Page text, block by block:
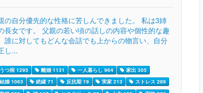
の自分優先的な性格に苦しんできました。 私は3姉
長女です。 父親の若い頃の話しの内容や個性的な趣
誰に対してもどんな会話でも上からの物言い、自分
し...
つ病 1295 離婚 1131 一人暮らし 964
家出 305
婚 1063
絶縁 71 反抗期 19 実家 213
ストレス 289